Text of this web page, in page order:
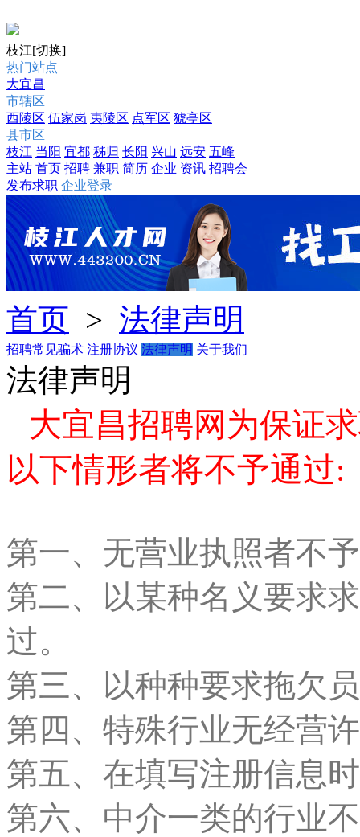
枝江[切换]
热门站点
大宜昌
市辖区
西陵区 伍家岗 夷陵区 点军区 猇亭区
县市区
枝江 当阳 宜都 秭归 长阳 兴山 远安 五峰
主站 首页 招聘 兼职 简历 企业 资讯 招聘会
发布求职 企业登录
首页 > 法律声明
招聘常见骗术 注册协议 法律声明 关于我们
法律声明
大宜昌招聘网为保证
以下情形者将不予通过:
第一、无营业执照者不
第二、以某种名义要求
过。
第三、以种种要求拖欠
第四、特殊行业无经营
第五、在填写注册信息
第六、中介一类的行业